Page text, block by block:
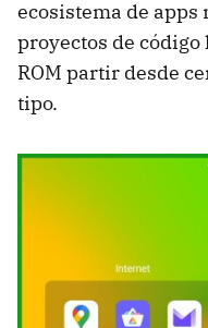
ecosistema de apps
proyectos de
ROM partir desde
tipo.